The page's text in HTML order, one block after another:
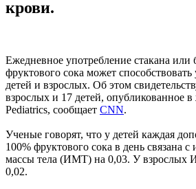
крови.
Ежедневное употребление стакана или
фруктового сока может
детей и взрослых. Об этом
взрослых и 17 детей, опубликованное
Pediatrics, сообщает CNN.
Ученые говорят, что у детей каждая
100% фруктового сока в день связана
массы тела (ИМТ) на 0,03. У взрослых
0,02.